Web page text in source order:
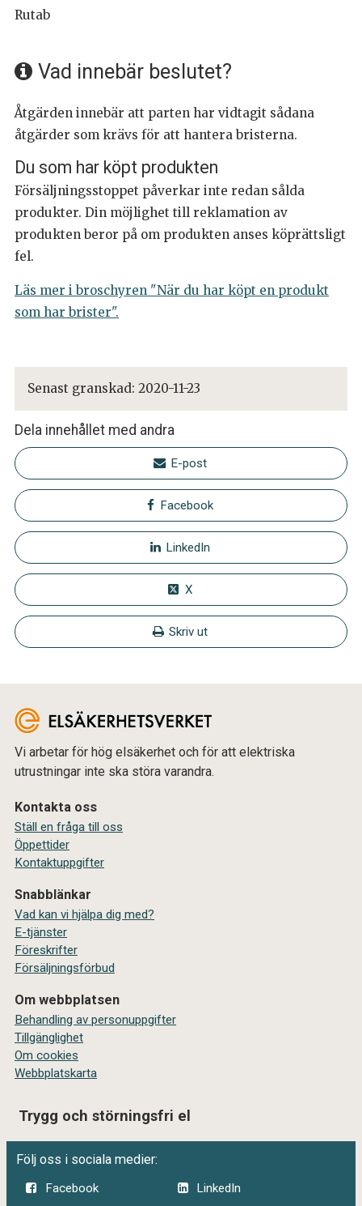
Rutab
Vad innebär beslutet?
Åtgärden innebär att parten har vidtagit sådana
åtgärder som krävs för att hantera bristerna.
Du som har köpt produkten
Försäljningsstoppet påverkar inte redan sålda
produkter. Din möjlighet till reklamation av
produkten beror på om produkten anses köprättsligt
fel.
Läs mer i broschyren "När du har köpt en produkt
som har brister".
Senast granskad: 2020-11-23
Dela innehållet med andra
E-post
Facebook
LinkedIn
X
Skriv ut
Vi arbetar för hög elsäkerhet och för att elektriska
utrustningar inte ska störa varandra.
Kontakta oss
Ställ en fråga till oss
Öppettider
Kontaktuppgifter
Snabblänkar
Vad kan vi hjälpa dig med?
E-tjänster
Föreskrifter
Försäljningsförbud
Om webbplatsen
Behandling av personuppgifter
Tillgänglighet
Om cookies
Webbplatskarta
Trygg och störningsfri el
Följ oss i sociala medier:
Facebook
LinkedIn